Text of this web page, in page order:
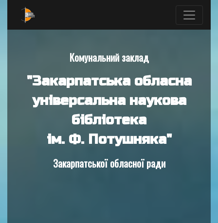
Комунальний заклад
"Закарпатська обласна
універсальна наукова
бібліотека
ім. Ф. Потушняка"
Закарпатської обласної ради